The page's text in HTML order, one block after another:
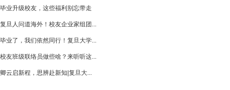
毕业升级校友，这些福利别忘带走
复旦人问道海外！校友企业家组团...
毕业了，我们依然同行！复旦大学...
校友班级联络员做些啥？来听听这...
卿云启新程，思辨赴新知|复旦大...